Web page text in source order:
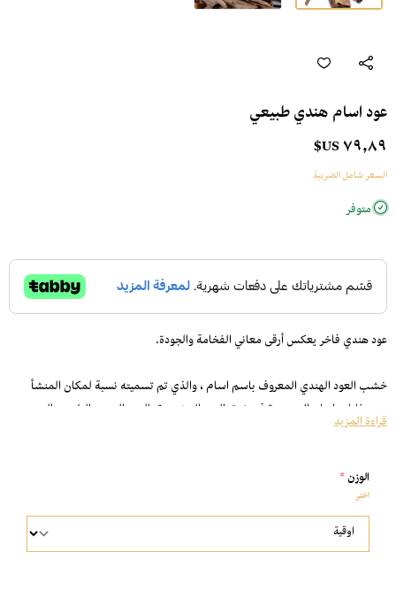
عود اسام هندي طبيعي
٧٩٫٨٩ US$
السعر شامل الضريبة
متوفر
عود هندي فاخر يعكس أرقى معاني الفخامة والجودة.
خشب العود الهندي المعروف باسم اسام ، والذي تم تسميته نسبة لمكان المنشأ
وهي غابات اسام الموجودة في شرق الهند المشهورة بالعود الهندي الطبيعي المميز
عود أصلي وفواح جداً.
مثالي للمناسبات الخاصة ولإضافة لمسة فخامة لأيامك.
سريع الإنتشار، وتبقى رائحته لساعات طويلة.
مثالي للتعطير الشخصي، أو الإهداء.
قراءة المزيد
الوزن*
اختر